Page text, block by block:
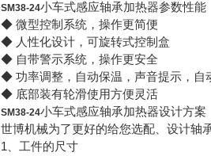
SM38-24小车式感应轴承加热器参数性能
◆ 微型控制系统，操作更简便
◆ 人性化设计，可旋转式控制盒
◆ 自带警示系统，操作更安全
◆ 功率调整，自动保温，声音提示，自
◆ 底部装有轮滑使用方便灵活
SM38-24小车式感应轴承加热器设计方案
世博机械为了更好的给您选配、设计轴
1、工件的尺寸